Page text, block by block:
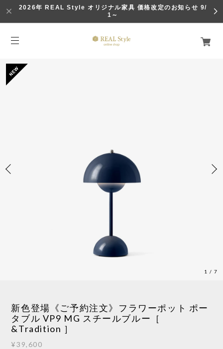
2026年 REAL Style オリジナル家具 価格改定のお知らせ 9/
1～
1 /7
新色登場《ご予約注文》フラワーポット ポー
タブル VP9 MG スチールブルー［
&Tradition ］
¥39,600